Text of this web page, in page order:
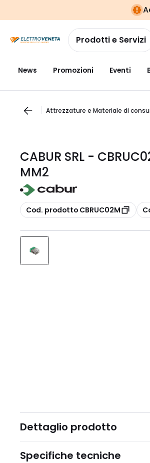
navigazionealla
pagina
Prodotti e Servizi
News Promozioni Eventi
Attrezzature e Materiale di
CABUR SRL -
MM2
copia
Cod. prodotto CBRUC02M
Dettaglio prodotto
Specifiche tecniche